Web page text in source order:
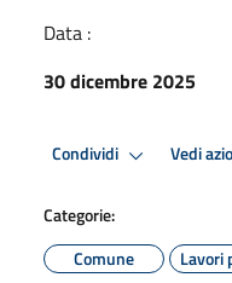
Data :
30 dicembre 2025
Condividi Vedi
Categorie:
Comune
Lavori